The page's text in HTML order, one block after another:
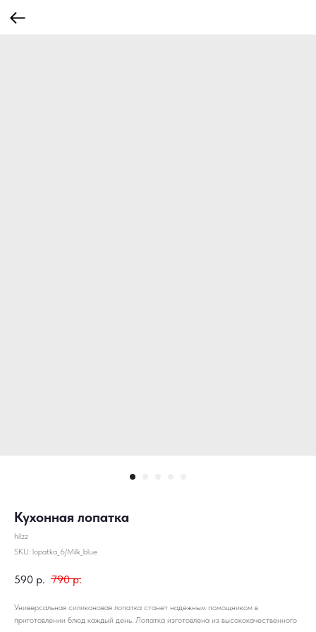
Кухонная лопатка
hilzz
SKU: lopatka_6/Milk_blue
590 р. 790 р.
Универсальная силиконовая лопатка станет надежным помощником в
приготовлении блюд каждый день. Лопатка изготовлена из высококачественного